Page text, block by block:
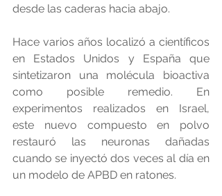
desde las caderas hacia abajo.
Hace varios años localizó a científicos
en Estados Unidos y España que
sintetizaron una molécula bioactiva
como posible remedio. En
experimentos realizados en Israel,
este nuevo compuesto en polvo
restauró las neuronas dañadas
cuando se inyectó dos veces al día en
un modelo de APBD en ratones.